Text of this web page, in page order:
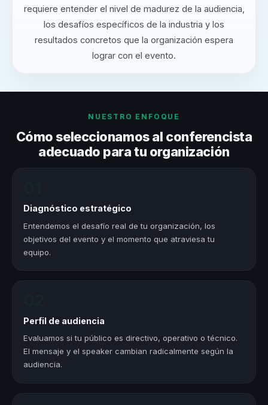
requiere entender el nivel de madurez de la audiencia,
los desafíos específicos de la industria y los
resultados concretos que la organización espera
lograr con el evento.
NUESTRO ENFOQUE
Cómo seleccionamos al conferencista
adecuado para tu organización
Diagnóstico estratégico
Entendemos el desafío real de tu organización, los
objetivos del evento y el momento que atraviesa tu
equipo.
Perfil de audiencia
Evaluamos si tu público es directivo, operativo o técnico.
El mensaje y el speaker cambian radicalmente según la
audiencia.